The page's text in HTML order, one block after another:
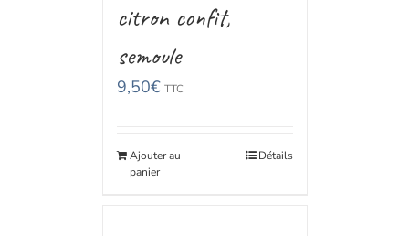
citron confit,
semoule
9,50€ TTC
Ajouter au
panier
Détails